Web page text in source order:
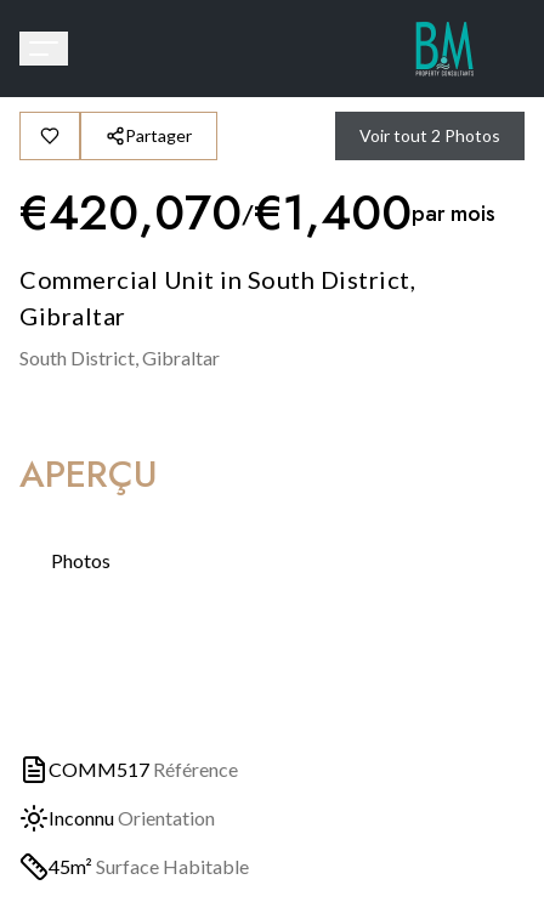
Partager Voir tout 2 Photos
€420,070/€1,400par mois
Commercial Unit in South District,
Gibraltar
South District,Gibraltar
APERÇU
Photos
COMM517 Référence
InconnuOrientation
45m² Surface Habitable